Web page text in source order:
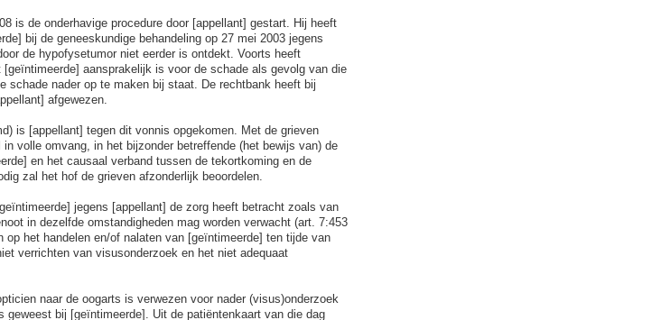
is de onderhavige procedure door [appellant] gestart. Hij heeft
bij de geneeskundige behandeling op 27 mei 2003 jegens
de hypofysetumor niet eerder is ontdekt. Voorts heeft
aansprakelijk is voor de schade als gevolg van die
schade nader op te maken bij staat. De rechtbank heeft bij
afgewezen.
is [appellant] tegen dit vonnis opgekomen. Met de grieven
volle omvang, in het bijzonder betreffende (het bewijs van) de
en het causaal verband tussen de tekortkoming en de
zal het hof de grieven afzonderlijk beoordelen.
jegens [appellant] de zorg heeft betracht zoals van
in dezelfde omstandigheden mag worden verwacht (art. 7:453
het handelen en/of nalaten van [geïntimeerde] ten tijde van
verrichten van visusonderzoek en het niet adequaat
naar de oogarts is verwezen voor nader (visus)onderzoek
bij [geïntimeerde]. Uit de patiëntenkaart van die dag